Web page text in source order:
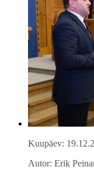
Kuupäev:
Autor: Erik